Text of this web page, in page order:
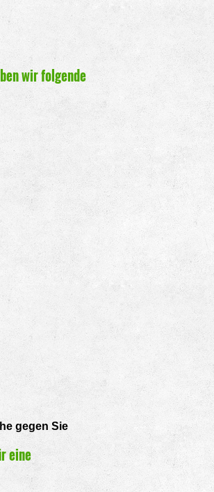
wir folgende
gegen Sie
eine